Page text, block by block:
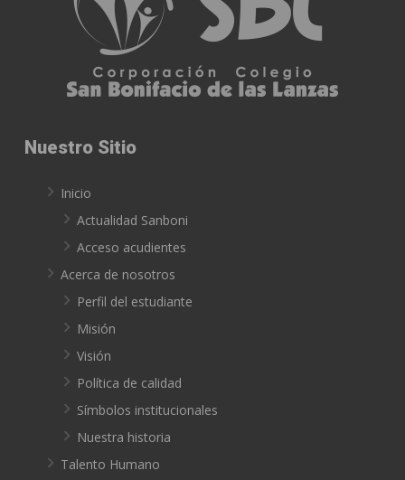
Nuestro Sitio
Inicio
Actualidad Sanboni
Acceso acudientes
Acerca de nosotros
Perfil del estudiante
Misión
Visión
Política de calidad
Símbolos institucionales
Nuestra historia
Talento Humano